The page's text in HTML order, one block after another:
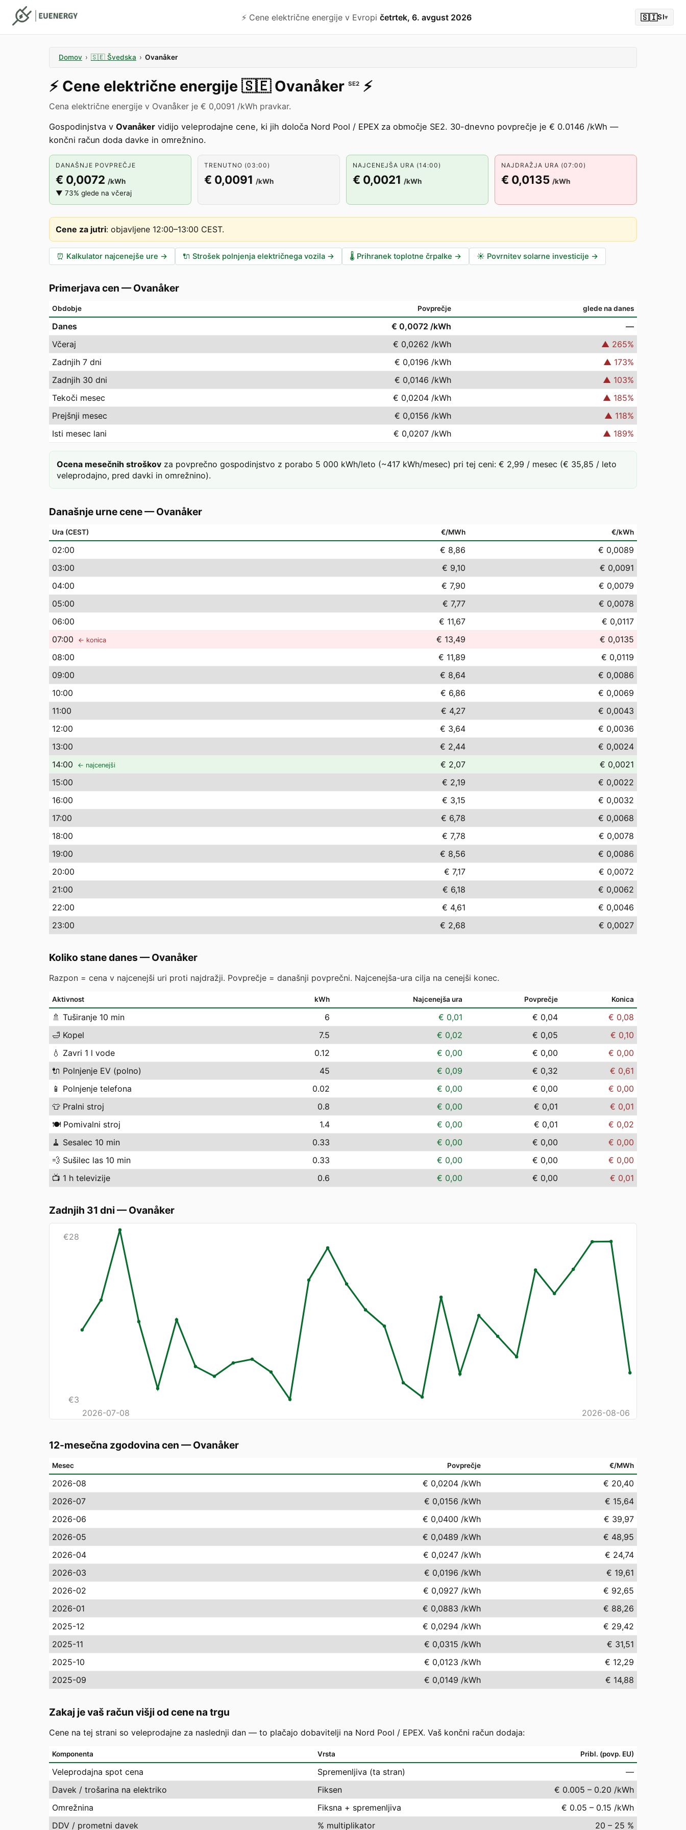
⚡️ Cene električne energije v Evropi četrtek, 6. avgust 2026 🇸🇮SI▾
Domov › 🇸🇪 Švedska › Ovanåker
⚡️ Cene električne energije 🇸🇪 Ovanåker SE2 ⚡️
Cena električne energije v Ovanåker je € 0,0091 /kWh pravkar.
Gospodinjstva v Ovanåker vidijo veleprodajne cene, ki jih določa Nord Pool / EPEX za območje SE2. 30-dnevno povprečje je € 0.0146 /kWh —
končni račun doda davke in omrežnino.
DANAŠNJE POVPREČJE
€ 0,0072 /kWh
▼ 73% glede na včeraj
TRENUTNO (03:00)
€ 0,0091 /kWh
NAJCENEJŠA URA (14:00)
€ 0,0021 /kWh
NAJDRAŽJA URA (07:00)
€ 0,0135 /kWh
Cene za jutri: objavljene 12:00–13:00 CEST.
⏰ Kalkulator najcenejše ure → 🔌 Strošek polnjenja električnega vozila → 🌡️ Prihranek toplotne črpalke → ☀️ Povrnitev solarne investicije →
Primerjava cen —Ovanåker
Obdobje Povprečje glede na danes
Danes € 0,0072 /kWh
—
Včeraj
€ 0,0262 /kWh ▲ 265%
Zadnjih 7 dni
€ 0,0196 /kWh ▲ 173%
Zadnjih 30 dni
€ 0,0146 /kWh ▲ 103%
Tekoči mesec
€ 0,0204 /kWh ▲ 185%
Prejšnji mesec
€ 0,0156 /kWh ▲ 118%
Isti mesec lani
€ 0,0207 /kWh ▲ 189%
Ocena mesečnih stroškov za povprečno gospodinjstvo z porabo 5 000 kWh/leto (~417 kWh/mesec) pri tej ceni: € 2,99 / mesec (€ 35,85 / leto
veleprodajno, pred davki in omrežnino).
Današnje urne cene—Ovanåker
Ura (CEST) €/MWh €/kWh
02:00 € 8,86
€ 0,0089
03:00 € 9,10
€ 0,0091
04:00 € 7,90
€ 0,0079
05:00 € 7,77
€ 0,0078
06:00 € 11,67
€ 0,0117
07:00 ← konica € 13,49
€ 0,0135
08:00 € 11,89
€ 0,0119
09:00 € 8,64
€ 0,0086
10:00 € 6,86
€ 0,0069
11:00 € 4,27
€ 0,0043
12:00 € 3,64
€ 0,0036
13:00 € 2,44
€ 0,0024
14:00 ← najcenejši € 2,07
€ 0,0021
15:00 € 2,19
€ 0,0022
16:00 € 3,15
€ 0,0032
17:00 € 6,78
€ 0,0068
18:00 € 7,78
€ 0,0078
19:00 € 8,56
€ 0,0086
20:00 € 7,17
€ 0,0072
21:00 € 6,18
€ 0,0062
22:00 € 4,61
€ 0,0046
23:00 € 2,68 € 0,0027
Koliko stane danes —Ovanåker
Razpon = cena v najcenejši uri proti najdražji. Povprečje = današnji povprečni. Najcenejša-ura cilja na cenejši konec.
Aktivnost kWh Najcenejša ura Povprečje Konica
🚿 Tuširanje 10 min 6 € 0,01 € 0,04
€ 0,08
🛁 Kopel 7.5 € 0,02 € 0,05
€ 0,10
💧 Zavri 1 l vode 0.12 € 0,00 € 0,00
€ 0,00
🔌 Polnjenje EV (polno) 45 € 0,09 € 0,32
€ 0,61
📱 Polnjenje telefona 0.02 € 0,00 € 0,00
€ 0,00
👕 Pralni stroj 0.8 € 0,00 € 0,01
€ 0,01
🍽️ Pomivalni stroj 1.4 € 0,00 € 0,01
€ 0,02
🧹 Sesalec 10 min 0.33 € 0,00 € 0,00
€ 0,00
💨 Sušilec las 10 min 0.33 € 0,00 € 0,00
€ 0,00
📺 1 h televizije 0.6 € 0,00 € 0,00 € 0,01
Zadnjih 31 dni —Ovanåker
€28
€3
2026-07-08
2026-08-06
12-mesečna zgodovina cen —Ovanåker
Mesec Povprečje €/MWh
2026-08 € 0,0204 /kWh
€ 20,40
2026-07
€ 0,0156 /kWh
€ 15,64
2026-06
€ 0,0400 /kWh
€ 39,97
2026-05
€ 0,0489 /kWh
€ 48,95
2026-04
€ 0,0247 /kWh
€ 24,74
2026-03
€ 0,0196 /kWh
€ 19,61
2026-02
€ 0,0927 /kWh
€ 92,65
2026-01
€ 0,0883 /kWh
€ 88,26
2025-12
€ 0,0294 /kWh
€ 29,42
2025-11
€ 0,0315 /kWh
€ 31,51
2025-10
€ 0,0123 /kWh
€ 12,29
2025-09
€ 0,0149 /kWh € 14,88
Zakaj je vaš račun višji od cene na trgu
Cene na tej strani so veleprodajne za naslednji dan — to plačajo dobavitelji na Nord Pool / EPEX. Vaš končni račun dodaja:
Komponenta Vrsta Pribl. (povp. EU)
Veleprodajna spot cena Spremenljiva (ta stran)
—
Davek / trošarina na elektriko
Fiksen
€ 0.005 – 0.20 /kWh
Omrežnina
Fiksna + spremenljiva
€ 0.05 – 0.15 /kWh
DDV / prometni davek
% multiplikator 20 – 25 %